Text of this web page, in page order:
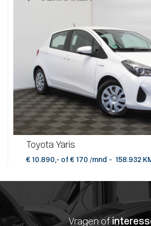
Toyota Yaris
€ 10.890,- of € 170 /mnd - 158.932
Vragen of